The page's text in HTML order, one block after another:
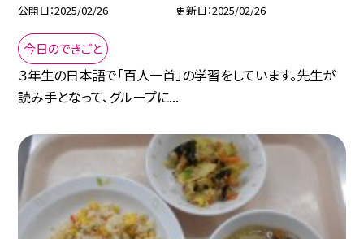
公開日 2025/02/26 更新日 2025/02/26
今日のできごと
３年生の日本語で「百人一首」の学習をしています。先生が
読み手となって、グループに...